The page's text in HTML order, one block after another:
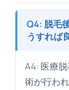
Q4: 脱毛
うすれば
A4: 医療
術が行わ